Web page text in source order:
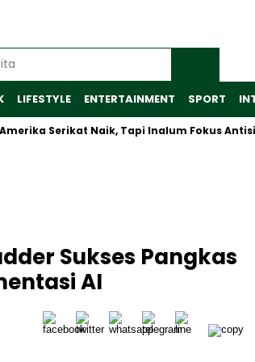
LIFESTYLE ENTERTAINMENT SPORT
Naik, Tapi Inalum Fokus Antisipasi
Sukses Pangkas
AI